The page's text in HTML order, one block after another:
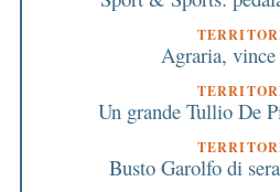
Agraria, vince
Un grande Tullio De
Busto Garolfo di